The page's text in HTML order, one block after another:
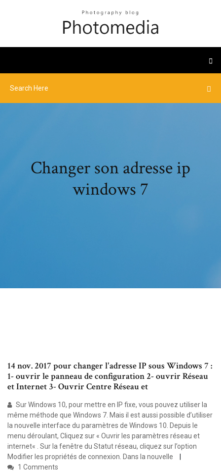
Changer son adresse ip
windows 7
14 nov. 2017 pour changer l'adresse IP sous Windows 7 :
1- ouvrir le panneau de configuration 2- ouvrir Réseau
et Internet 3- Ouvrir Centre Réseau et
Sur Windows 10, pour mettre en IP fixe, vous pouvez utiliser la
même méthode que Windows 7. Mais il est aussi possible d’utiliser
la nouvelle interface du paramètres de Windows 10. Depuis le
menu déroulant, Cliquez sur « Ouvrir les paramètres réseau et
internet« . Sur la fenêtre du Statut réseau, cliquez sur l’option
Modifier les propriétés de connexion. Dans la nouvelle
1 Comments